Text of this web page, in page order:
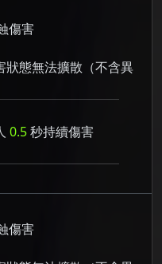
傷害
狀態無法擴散（不含異
0.5秒持續傷害
傷害